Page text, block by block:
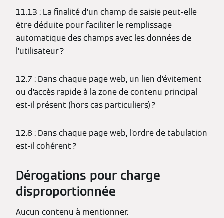
11.13 : La finalité d’un champ de saisie peut-elle
être déduite pour faciliter le remplissage
automatique des champs avec les données de
l’utilisateur ?
12.7 : Dans chaque page web, un lien d’évitement
ou d’accès rapide à la zone de contenu principal
est-il présent (hors cas particuliers) ?
12.8 : Dans chaque page web, l’ordre de tabulation
est-il cohérent ?
Dérogations pour charge
disproportionnée
Aucun contenu à mentionner.